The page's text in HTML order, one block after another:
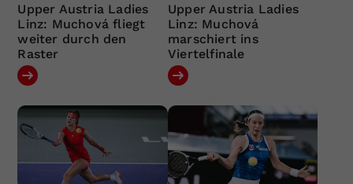
Upper Austria Ladies
Linz: Muchová fliegt
weiter durch den
Raster
Upper Austria Ladies
Linz: Muchová
marschiert ins
Viertelfinale